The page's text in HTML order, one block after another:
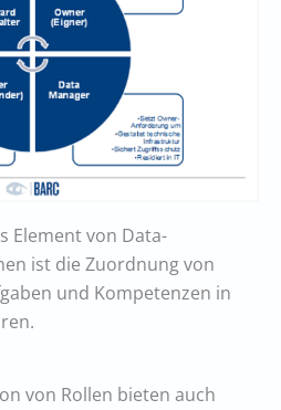
Element von Data-
ist die Zuordnung von
und Kompetenzen in
von Rollen bieten auch